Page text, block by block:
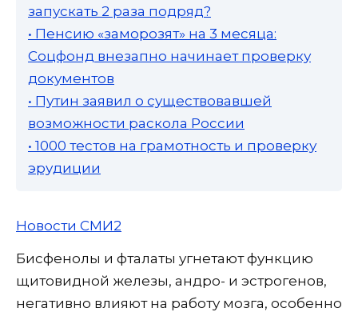
запускать 2 раза подряд?
• Пенсию «заморозят» на 3 месяца:
Соцфонд внезапно начинает проверку
документов
• Путин заявил о существовавшей
возможности раскола России
• 1000 тестов на грамотность и проверку
эрудиции
Новости СМИ2
Бисфенолы и фталаты угнетают функцию
щитовидной железы, андро- и эстрогенов,
негативно влияют на работу мозга, особенно